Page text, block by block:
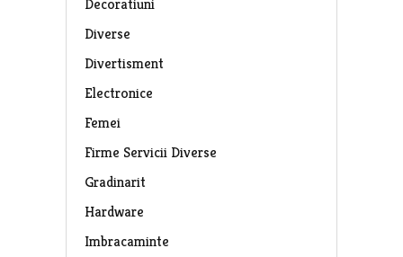
Decoratiuni
Diverse
Divertisment
Electronice
Femei
Firme Servicii Diverse
Gradinarit
Hardware
Imbracaminte